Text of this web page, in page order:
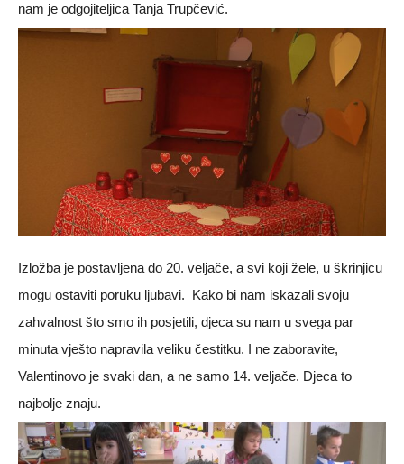
nam je odgojiteljica Tanja Trupčević.
Izložba je postavljena do 20. veljače, a svi koji žele, u škrinjicu
mogu ostaviti poruku ljubavi. Kako bi nam iskazali svoju
zahvalnost što smo ih posjetili, djeca su nam u svega par
minuta vješto napravila veliku čestitku. I ne zaboravite,
Valentinovo je svaki dan, a ne samo 14. veljače. Djeca to
najbolje znaju.